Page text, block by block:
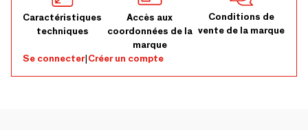
Caractéristiques
techniques
Accès aux
coordonnées de la
marque
Conditions de
vente de la marque
Se connecter|Créer un compte